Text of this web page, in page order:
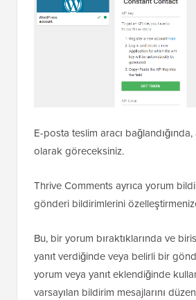
E-posta teslim aracı
olarak göreceksiniz.
Thrive Comments ayrıca yorum
gönderi bildirimlerini
Bu, bir yorum bıraktıklarında ve
yanıt verdiğinde veya belirli bir
yorum veya yanıt eklendiğinde
varsayılan bildirim mesajlarını